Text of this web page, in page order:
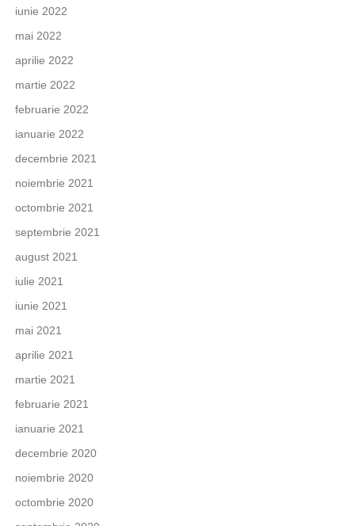
iunie 2022
mai 2022
aprilie 2022
martie 2022
februarie 2022
ianuarie 2022
decembrie 2021
noiembrie 2021
octombrie 2021
septembrie 2021
august 2021
iulie 2021
iunie 2021
mai 2021
aprilie 2021
martie 2021
februarie 2021
ianuarie 2021
decembrie 2020
noiembrie 2020
octombrie 2020